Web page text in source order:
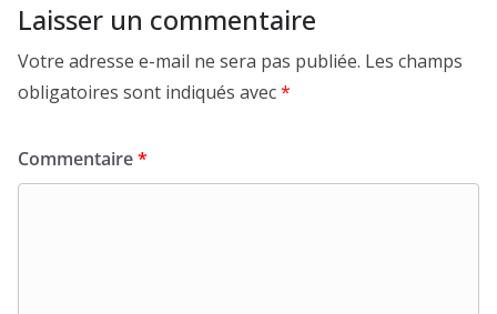
Laisser un commentaire
Votre adresse e-mail ne sera pas publiée. Les champs
obligatoires sont indiqués avec*
Commentaire*